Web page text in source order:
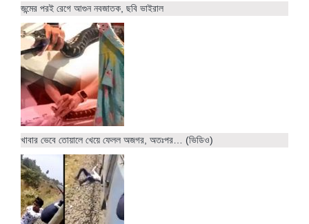
জন্মের পরই রেগে আগুন নবজাতক, ছবি ভাইরাল
খাবার ভেবে তোয়ালে খেয়ে ফেলল অজগর, অতঃপর… (ভিডিও)